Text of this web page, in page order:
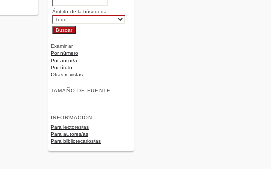
Ámbito de la búsqueda
Examinar
Por número
Por autor/a
Por título
Otras revistas
TAMAÑO DE FUENTE
INFORMACIÓN
Para lectores/as
Para autores/as
Para bibliotecarios/as